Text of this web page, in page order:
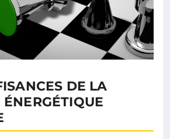
DE LA
ÉNERGÉTIQUE